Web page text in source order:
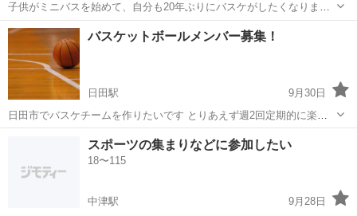
子供がミニバスを始めて、自分も20年ぶりにバスケがしたくなりまし
た。 40オーバーですが、受け入れてくれる所があればやってみたいと
思っています。
大分 大分市 バスケットボール ミニバス
バスケットボールメンバー募集！
日田駅
9月30日
日田市でバスケチームを作りたいです とりあえず週2回定期的に楽し
くバスケをしたいです。後々大会にも出場考えてます。 性別 男女ど
ちらでも 年齢 18〜 経験年数 不問 未経験でもバスケしてみたいな
って方もウェルカムです！ ...
日田駅 バスケットボール 体育館
スポーツの集まりなどに参加したい
18〜115
中津駅
9月28日